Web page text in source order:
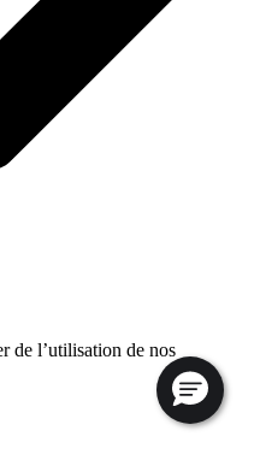
de l’utilisation de nos